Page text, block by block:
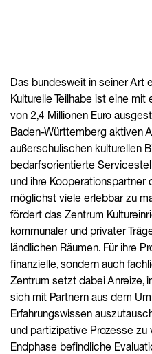
Das bundesweit in seiner Art
Kulturelle Teilhabe ist eine
von 2,4 Millionen Euro
Baden-Württemberg aktiven
außerschulischen kulturellen
bedarfsorientierte
und ihre Kooperationspartner
möglichst viele erlebbar zu
fördert das Zentrum
kommunaler und privater
ländlichen Räumen. Für ihre
finanzielle, sondern auch
Zentrum setzt dabei Anreize,
sich mit Partnern aus dem
Erfahrungswissen
und partizipative Prozesse
Endphase befindliche